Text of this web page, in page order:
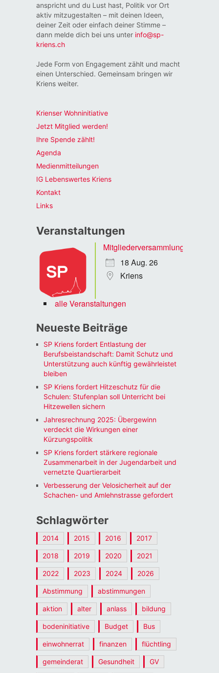
anspricht und du Lust hast, Politik vor Ort
aktiv mitzugestalten – mit deinen Ideen,
deiner Zeit oder einfach deiner Stimme –
dann melde dich bei uns unter info@sp-
kriens.ch
Jede Form von Engagement zählt und macht
einen Unterschied. Gemeinsam bringen wir
Kriens weiter.
Krienser Wohninitiative
Jetzt Mitglied werden!
Ihre Spende zählt!
Agenda
Medienmitteilungen
IG Lebenswertes Kriens
Kontakt
Links
Veranstaltungen
Mitgliederversammlung
18 Aug. 26
Kriens
alle Veranstaltungen
Neueste Beiträge
SP Kriens fordert Entlastung der
Berufsbeistandschaft: Damit Schutz und
Unterstützung auch künftig gewährleistet
bleiben
SP Kriens fordert Hitzeschutz für die
Schulen: Stufenplan soll Unterricht bei
Hitzewellen sichern
Jahresrechnung 2025: Übergewinn
verdeckt die Wirkungen einer
Kürzungspolitik
SP Kriens fordert stärkere regionale
Zusammenarbeit in der Jugendarbeit und
vernetzte Quartierarbeit
Verbesserung der Velosicherheit auf der
Schachen- und Amlehnstrasse gefordert
Schlagwörter
2014 2015 2016 2017
2018 2019 2020 2021
2022 2023 2024 2026
Abstimmung abstimmungen
aktion alter anlass bildung
bodeninitiative Budget Bus
einwohnerrat finanzen flüchtling
gemeinderat Gesundheit GV